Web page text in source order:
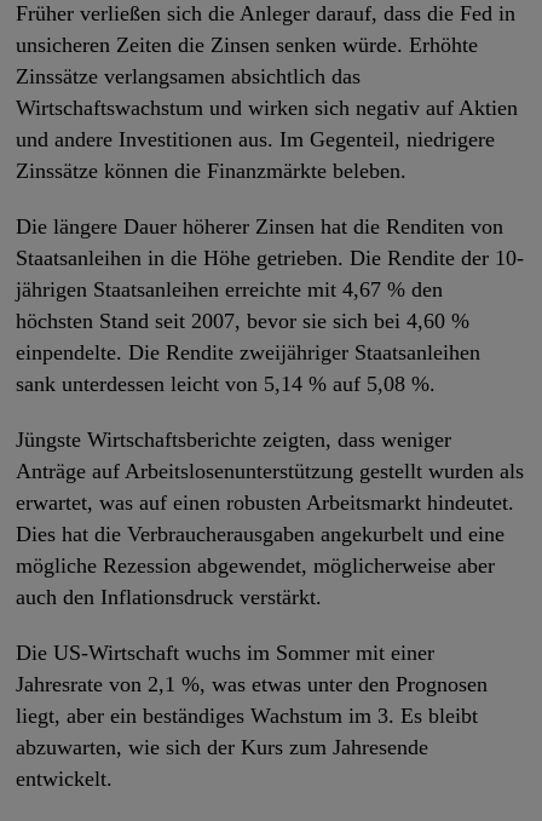
Früher verließen sich die Anleger darauf, dass die Fed in
unsicheren Zeiten die Zinsen senken würde. Erhöhte
Zinssätze verlangsamen absichtlich das
Wirtschaftswachstum und wirken sich negativ auf Aktien
und andere Investitionen aus. Im Gegenteil, niedrigere
Zinssätze können die Finanzmärkte beleben.
Die längere Dauer höherer Zinsen hat die Renditen von
Staatsanleihen in die Höhe getrieben. Die Rendite der 10-
jährigen Staatsanleihen erreichte mit 4,67 % den
höchsten Stand seit 2007, bevor sie sich bei 4,60 %
einpendelte. Die Rendite zweijähriger Staatsanleihen
sank unterdessen leicht von 5,14 % auf 5,08 %.
Jüngste Wirtschaftsberichte zeigten, dass weniger
Anträge auf Arbeitslosenunterstützung gestellt wurden als
erwartet, was auf einen robusten Arbeitsmarkt hindeutet.
Dies hat die Verbraucherausgaben angekurbelt und eine
mögliche Rezession abgewendet, möglicherweise aber
auch den Inflationsdruck verstärkt.
Die US-Wirtschaft wuchs im Sommer mit einer
Jahresrate von 2,1 %, was etwas unter den Prognosen
liegt, aber ein beständiges Wachstum im 3. Es bleibt
abzuwarten, wie sich der Kurs zum Jahresende
entwickelt.